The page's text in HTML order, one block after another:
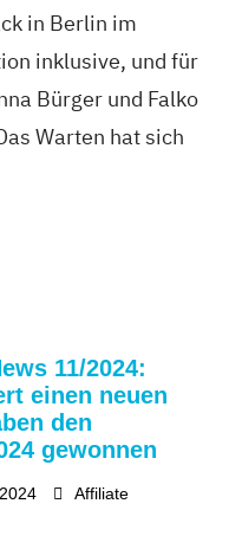
in Berlin im
inklusive, und für
Bürger und Falko
Warten hat sich
11/2024:
einen neuen
den
gewonnen
Affiliate